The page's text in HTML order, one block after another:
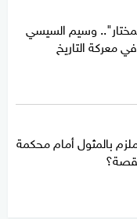
وسيم السيسي
معركة التاريخ
بالمثول أمام محكمة